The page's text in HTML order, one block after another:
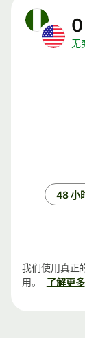
0
无
48 小
我们使用真正
用。
了解更多